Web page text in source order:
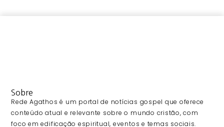
Sobre
Rede Agathos é um portal de notícias gospel que oferece
conteúdo atual e relevante sobre o mundo cristão, com
foco em edificação espiritual, eventos e temas sociais.